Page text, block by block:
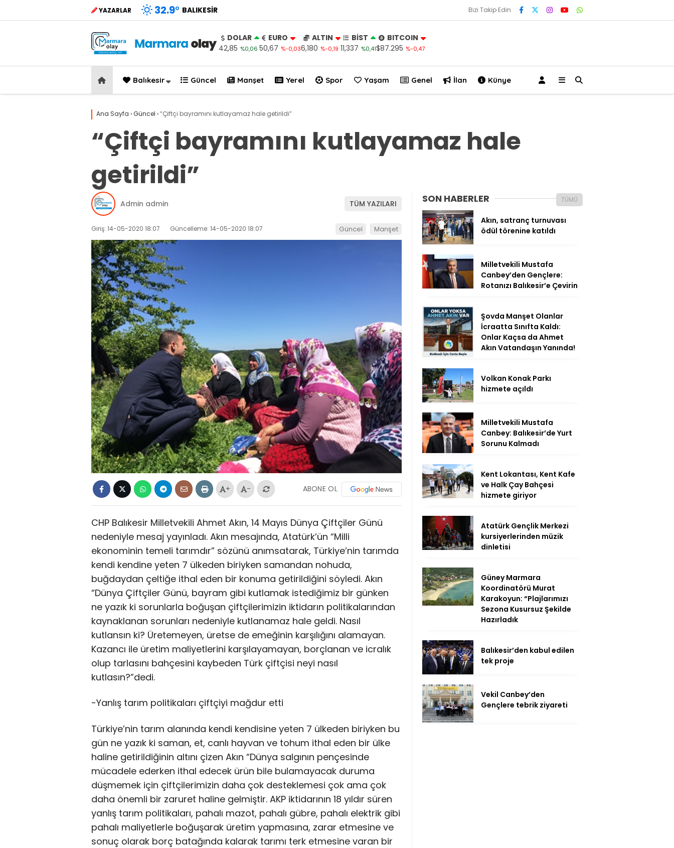
YAZARLAR 32.9° BALIKESIR Bizi Takip Edin
DOLAR
42,85 %0,06
EURO
50,67 %-0,03
ALTIN
6,180 %-0,19
BİST
11,337 %0,41
BITCOIN
$87.295 %-0,47
Balıkesir Güncel Manşet Yerel Spor Yaşam Genel İlan Künye
Ana Sayfa ›Güncel ›“Çiftçi bayramını kutlayamaz hale getirildi”
“Çiftçi bayramını kutlayamaz hale
getirildi”
Admin admin TÜM YAZILARI
Giriş: 14-05-2020 18:07 Güncelleme: 14-05-2020 18:07 Güncel Manşet
+ - ABONE OL
CHP Balıkesir Milletvekili Ahmet Akın, 14 Mayıs Dünya Çiftçiler Günü
nedeniyle mesaj yayınladı. Akın mesajında, Atatürk’ün “Milli
ekonominin temeli tarımdır” sözünü anımsatarak, Türkiye’nin tarımda
kendi kendine yeten 7 ülkeden biriyken samandan nohuda,
buğdaydan çeltiğe ithal eden bir konuma getirildiğini söyledi. Akın
“Dünya Çiftçiler Günü, bayram gibi kutlamak istediğimiz bir günken
ne yazık ki sorunlarla boğuşan çiftçilerimizin iktidarın politikalarından
kaynaklanan sorunları nedeniyle kutlanamaz hale geldi. Nasıl
kutlansın ki? Üretemeyen, üretse de emeğinin karşılığını alamayan.
Kazancı ile üretim maliyetlerini karşılayamayan, borçlanan ve icralık
olup tarlasını bahçesini kaybeden Türk çiftçisi neyi nasıl
kutlasın?”dedi.
-Yanlış tarım politikaları çiftçiyi mağdur etti
Türkiye’nin tarım alanında kendi kendisine yeten 7 ülkeden biriyken bu
gün ne yazık ki saman, et, canlı hayvan ve tohum ithal eden bir ülke
haline getirildiğinin altını çizen Akın “Dünya salgının pençesinde
mücadele ederken ithal edecek ürün bile bulamayacak duruma
düşmemek için çiftçilerimizin daha çok desteklemesi çok ama çok
daha önemli bir zaruret haline gelmiştir. AKP iktidarının 18 yıldır süren
yanlış tarım politikaları, pahalı mazot, pahalı gübre, pahalı elektrik gibi
pahalı maliyetlerle boğuşarak üretim yapmasına, zarar etmesine ve
sonuç olarak borç batağında kalarak tarımı terk etmesine varan bir
SON HABERLER TÜMÜ
Akın, satranç turnuvası
ödül törenine katıldı
Milletvekili Mustafa
Canbey’den Gençlere:
Rotanızı Balıkesir’e Çevirin
Şovda Manşet Olanlar
İcraatta Sınıfta Kaldı:
Onlar Kaçsa da Ahmet
Akın Vatandaşın Yanında!
Volkan Konak Parkı
hizmete açıldı
Milletvekili Mustafa
Canbey: Balıkesir’de Yurt
Sorunu Kalmadı
Kent Lokantası, Kent Kafe
ve Halk Çay Bahçesi
hizmete giriyor
Atatürk Gençlik Merkezi
kursiyerlerinden müzik
dinletisi
Güney Marmara
Koordinatörü Murat
Karakoyun: “Plajlarımızı
Sezona Kusursuz Şekilde
Hazırladık
Balıkesir’den kabul edilen
tek proje
Vekil Canbey’den
Gençlere tebrik ziyareti